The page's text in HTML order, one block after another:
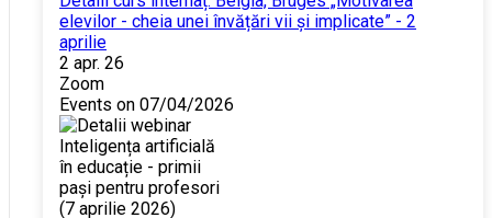
elevilor - cheia unei învățări vii și implicate” - 2
aprilie
2 apr. 26
Zoom
Events on 07/04/2026